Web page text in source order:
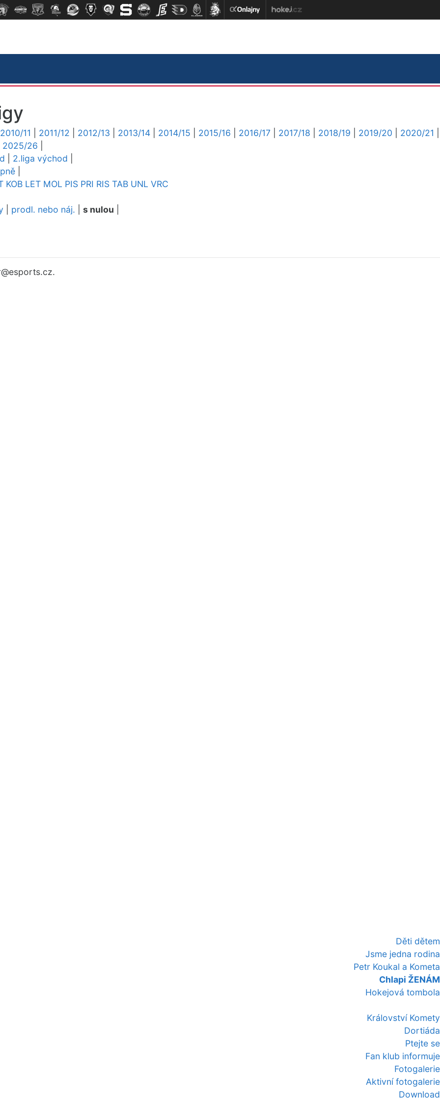
Děti dětem
Jsme jedna rodina
Petr Koukal a Kometa
Chlapi ŽENÁM
Hokejová tombola
Království Komety
Dortiáda
Ptejte se
Fan klub informuje
Fotogalerie
Aktivní fotogalerie
Download
2010/11 2011/12 2012/13 2013/14 2014/15 2015/16 2016/17 2017/18 2018/19 2019/20 2020/21
2025/26
2.liga východ
KOB LET MOL PIS PRI RIS TAB UNL VRC
prodl. nebo náj. s nulou
@esports.cz.